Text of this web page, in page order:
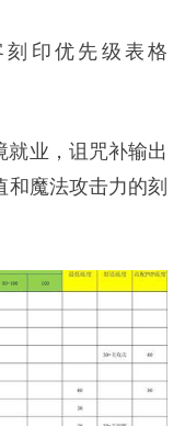
印优先级表格
就业，诅咒补输出
魔法攻击力的刻